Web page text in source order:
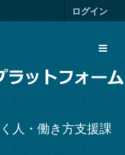
ログイン
人・働き方支援課